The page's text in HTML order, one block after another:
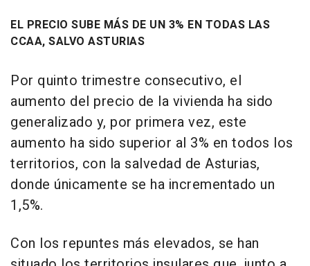
EL PRECIO SUBE MÁS DE UN 3% EN TODAS LAS
CCAA, SALVO ASTURIAS
Por quinto trimestre consecutivo, el
aumento del precio de la vivienda ha sido
generalizado y, por primera vez, este
aumento ha sido superior al 3% en todos los
territorios, con la salvedad de Asturias,
donde únicamente se ha incrementado un
1,5%.
Con los repuntes más elevados, se han